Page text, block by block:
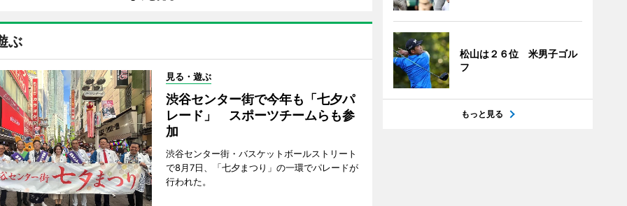
ぶ
見る・遊ぶ
渋谷センター街で今年も「七夕パ
レード」 スポーツチームらも参
加
渋谷センター街・バスケットボールストリート
で8月7日、「七夕まつり」の一環でパレードが
行われた。
松山は２６位 米男子ゴル
フ
もっと見る